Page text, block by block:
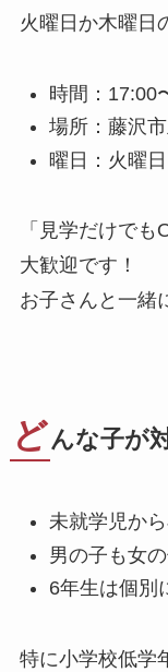
火曜日か木曜日
時間：17:00
場所：藤沢
曜日：火曜
「見学だけで
大歓迎です！
お子さんと一緒
どんな子が
未就学児か
男の子も女
6年生は個別
特に小学校低学